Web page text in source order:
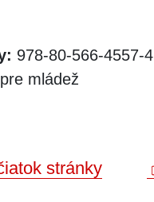
978-80-566-4557-4
mládež
stránky